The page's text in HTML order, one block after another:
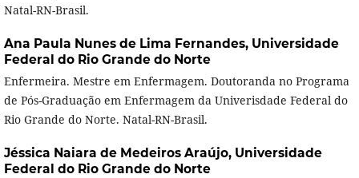
Natal-RN-Brasil.
Ana Paula Nunes de Lima Fernandes, Universidade
Federal do Rio Grande do Norte
Enfermeira. Mestre em Enfermagem. Doutoranda no Programa
de Pós-Graduação em Enfermagem da Univerisdade Federal do
Rio Grande do Norte. Natal-RN-Brasil.
Jéssica Naiara de Medeiros Araújo, Universidade
Federal do Rio Grande do Norte